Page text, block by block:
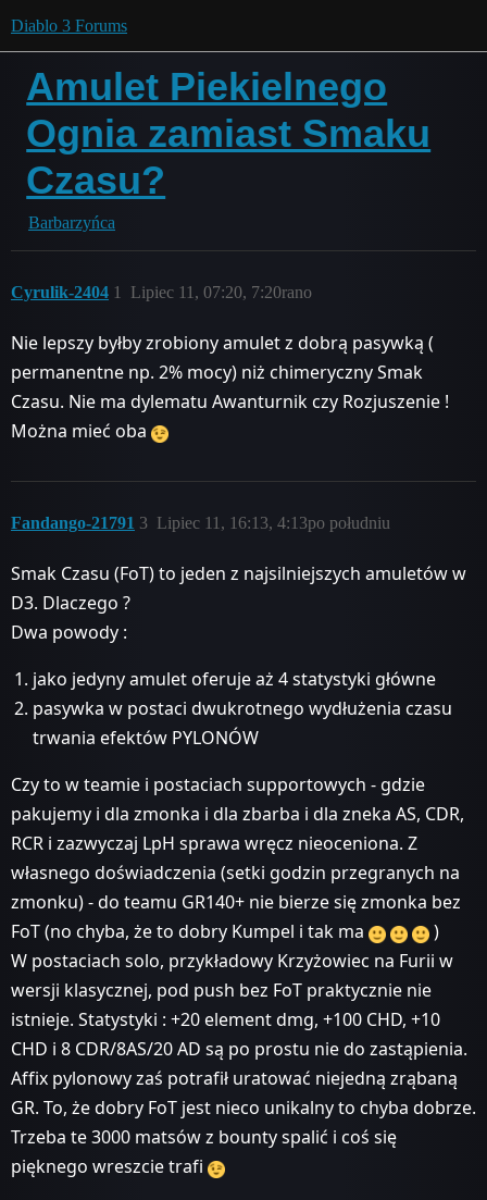
Diablo 3 Forums
Amulet Piekielnego
Ognia zamiast Smaku
Czasu?
Barbarzyńca
Cyrulik-2404 Lipiec 11, 07:20, 7:20rano
1
Nie lepszy byłby zrobiony amulet z dobrą pasywką (
permanentne np. 2% mocy) niż chimeryczny Smak
Czasu. Nie ma dylematu Awanturnik czy Rozjuszenie !
Można mieć oba
Fandango-21791 Lipiec 11, 16:13, 4:13po południu
3
Smak Czasu (FoT) to jeden z najsilniejszych amuletów w
D3. Dlaczego ?
Dwa powody :
jako jedyny amulet oferuje aż 4 statystyki główne
pasywka w postaci dwukrotnego wydłużenia czasu
trwania efektów PYLONÓW
Czy to w teamie i postaciach supportowych - gdzie
pakujemy i dla zmonka i dla zbarba i dla zneka AS, CDR,
RCR i zazwyczaj LpH sprawa wręcz nieoceniona. Z
własnego doświadczenia (setki godzin przegranych na
zmonku) - do teamu GR140+ nie bierze się zmonka bez
FoT (no chyba, że to dobry Kumpel i tak ma
)
W postaciach solo, przykładowy Krzyżowiec na Furii w
wersji klasycznej, pod push bez FoT praktycznie nie
istnieje. Statystyki : +20 element dmg, +100 CHD, +10
CHD i 8 CDR/8AS/20 AD są po prostu nie do zastąpienia.
Affix pylonowy zaś potrafił uratować niejedną zrąbaną
GR. To, że dobry FoT jest nieco unikalny to chyba dobrze.
Trzeba te 3000 matsów z bounty spalić i coś się
pięknego wreszcie trafi